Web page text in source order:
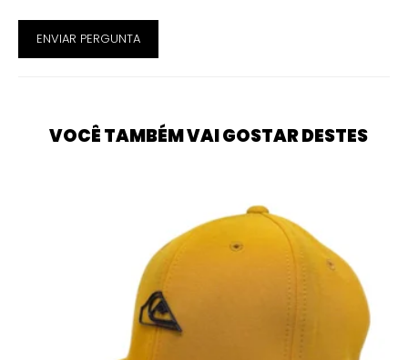
ENVIAR PERGUNTA
VOCÊ TAMBÉM VAI GOSTAR DESTES